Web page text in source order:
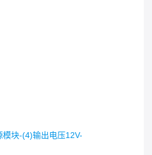
模块-(4)输出电压12V-